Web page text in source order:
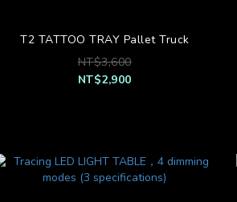
T2 TATTOO TRAY Pallet Truck
NT$3,600
NT$2,900